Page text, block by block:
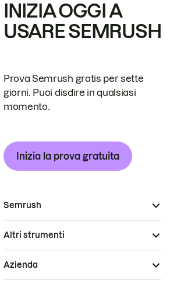
INIZIA OGGI A
USARE SEMRUSH
Prova Semrush gratis per sette
giorni. Puoi disdire in qualsiasi
momento.
Inizia la prova gratuita
Semrush
Altri strumenti
Azienda